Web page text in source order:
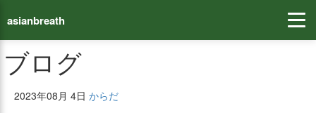
asianbreath
ブログ
2023年08月 4日 からだ